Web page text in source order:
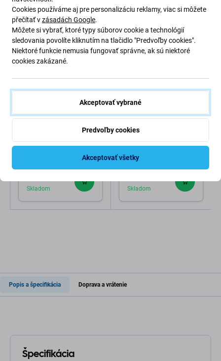
High-contrast mode
Zákazníci tiež kupujú
FixPremium - Puzdro
Skladom
FixPremium
FixPremium - Puzdro
oranžová
Skladom
Popis a špecifikácia Doprava a vrátenie
Špecifikácia
Cookies používáme aj pre personalizáciu reklamy, viac si môžete
přečítať vzásadách Google.
Môžete si vybrať, ktoré typy súborov cookie a technológií
sledovania povolíte kliknutím na tlačidlo "Predvoľby cookies".
Niektoré funkcie nemusia fungovať správne, ak sú niektoré
cookies zakázané.
Akceptovať vybrané
Predvoľby cookies
Akceptovať všetky